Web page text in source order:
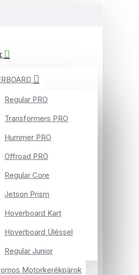
Regular PRO
Transformers PRO
Hummer PRO
Offroad PRO
Regular Core
Jetson Prism
Hoverboard Kart
Hoverboard Üléssel
Regular Junior
Motorkerékpárok